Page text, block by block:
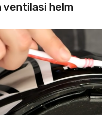
ventilasi helm